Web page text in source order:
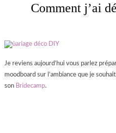
Comment j’ai
Je reviens aujourd’hui vous parlez
moodboard sur l’ambiance que je
son Bridecamp.